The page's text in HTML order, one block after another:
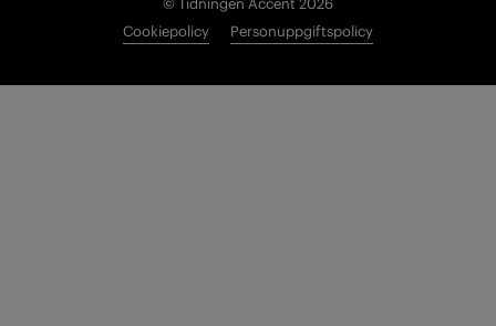
Cookiepolicy
Personuppgiftspolicy